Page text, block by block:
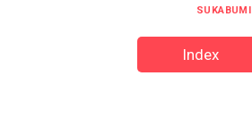
SUKABUMI
Index